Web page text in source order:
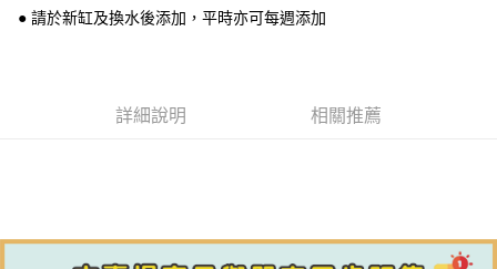
每筆NT$80，滿NT$1,500(含以上)免運費
● 請於新缸及換水後添加，平時亦可每週添加
詳細說明 相關推薦